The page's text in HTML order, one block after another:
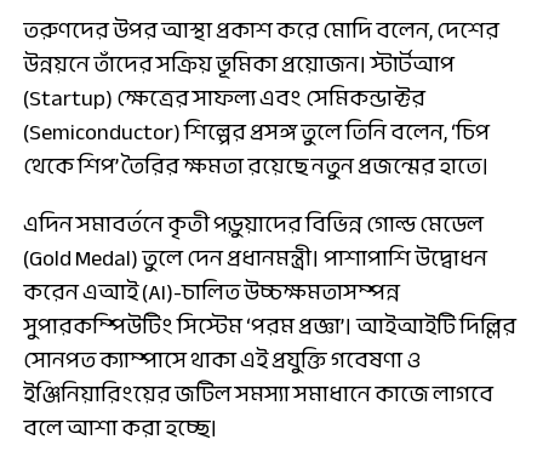
তরুণদের উপর আস্থা প্রকাশ করে মোদি বলেন, দেশের
উন্নয়নে তাঁদের সক্রিয় ভূমিকা প্রয়োজন। স্টার্টআপ
(Startup) ক্ষেত্রের সাফল্য এবং সেমিকন্ডাক্টর
(Semiconductor) শিল্পের প্রসঙ্গ তুলে তিনি বলেন, ‘চিপ
থেকে শিপ’ তৈরির ক্ষমতা রয়েছে নতুন প্রজন্মের হাতে।
এদিন সমাবর্তনে কৃতী পড়ুয়াদের বিভিন্ন গোল্ড মেডেল
(Gold Medal) তুলে দেন প্রধানমন্ত্রী। পাশাপাশি উদ্বোধন
করেন এআই (AI)-চালিত উচ্চক্ষমতাসম্পন্ন
সুপারকম্পিউটিং সিস্টেম ‘পরম প্রজ্ঞা’। আইআইটি দিল্লির
সোনপত ক্যাম্পাসে থাকা এই প্রযুক্তি গবেষণা ও
ইঞ্জিনিয়ারিংয়ের জটিল সমস্যা সমাধানে কাজে লাগবে
বলে আশা করা হচ্ছে।